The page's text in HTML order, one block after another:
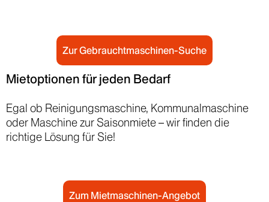
Zur Gebrauchtmaschinen-Suche
Mietoptionen für jeden Bedarf
Egal ob Reinigungsmaschine, Kommunalmaschine
oder Maschine zur Saisonmiete – wir finden die
richtige Lösung für Sie!
Zum Mietmaschinen-Angebot